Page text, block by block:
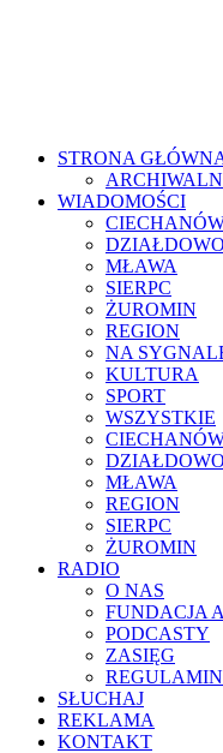
STRONA
WIADOMOŚCI
DZIAŁDOWO
MŁAWA
SIERPC
ŻUROMIN
REGION
NA
KULTURA
SPORT
WSZYSTKIE
DZIAŁDOWO
MŁAWA
REGION
SIERPC
ŻUROMIN
RADIO
O NAS
FUNDACJA
PODCASTY
ZASIĘG
SŁUCHAJ
REKLAMA
KONTAKT